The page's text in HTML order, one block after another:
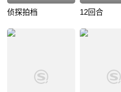
侦探拍档 12回合